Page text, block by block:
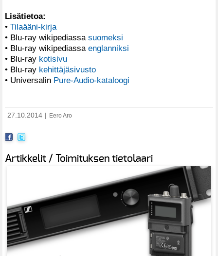
Lisätietoa:
• Tilaääni-kirja
• Blu-ray wikipediassa suomeksi
• Blu-ray wikipediassa englanniksi
• Blu-ray kotisivu
• Blu-ray kehittäjäsivusto
• Universalin Pure-Audio-kataloogi
27.10.2014 Eero Aro
Artikkelit / Toimituksen tietolaari